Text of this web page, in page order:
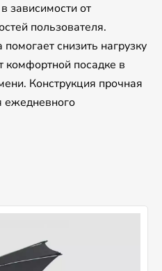
зависимости от
пользователя.
снизить нагрузку
комфортной посадке в
Конструкция прочная
ежедневного